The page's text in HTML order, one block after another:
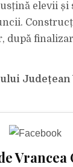
elevii
după
Județean
Vrancea